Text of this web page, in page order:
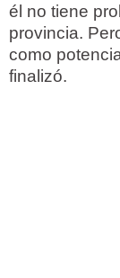
él no tiene
provincia.
como
finalizó.